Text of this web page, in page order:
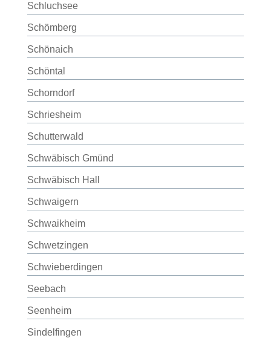
Schluchsee
Schömberg
Schönaich
Schöntal
Schorndorf
Schriesheim
Schutterwald
Schwäbisch Gmünd
Schwäbisch Hall
Schwaigern
Schwaikheim
Schwetzingen
Schwieberdingen
Seebach
Seenheim
Sindelfingen